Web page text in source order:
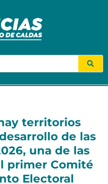
territorios
de las
una de las
primer Comité
Electoral